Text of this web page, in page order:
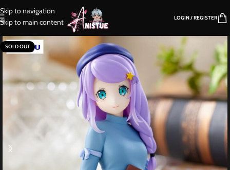
Skip to navigation
Skip to main content
LOGIN / REGISTER
SOLD OUT